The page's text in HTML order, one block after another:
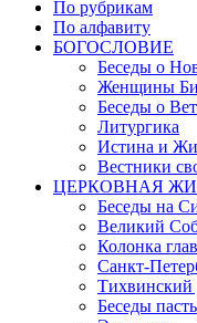
По рубрикам
По алфавиту
БОГОСЛОВИЕ
Беседы о
Женщины
Беседы о
Литургика
Истина и
Вестники
ЦЕРКОВНАЯ
Беседы на
Великий
Колонка
Санкт-
Тихвинский
Беседы